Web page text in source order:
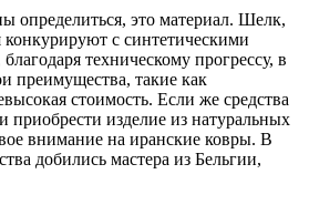
определиться, это материал. Шелк,
конкурируют с синтетическими
техническому прогрессу, в
преимущества, такие как
стоимость. Если же средства
изделие из натуральных
внимание на иранские ковры. В
добились мастера из Бельгии,